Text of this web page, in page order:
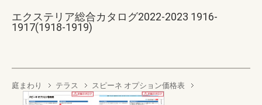
エクステリア総合カタログ2022-2023 1916-
1917(1918-1919)
庭まわり テラス スピーネ オプション価格表